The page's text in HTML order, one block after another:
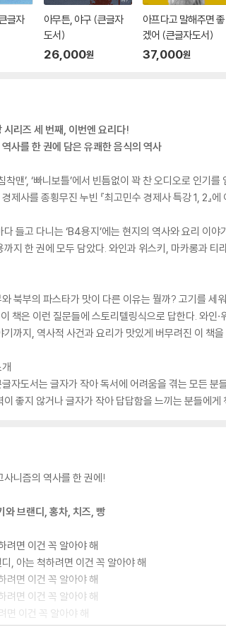
글자
아무튼, 야구 (큰글자
도서)
26,000원
아프다고 말해주면 좋
겠어 (큰글자도서)
37,000원
시리즈 세 번째, 이번엔 요리다!
사를 한 권에 담은 유쾌한 음식의 역사
착맨’, ‘빠니보틀’에서 빈틈없이 꽉 찬 오디오로 인기
제사를 종횡무진 누빈 『최고민수 경제사 특강 1, 2』
다 들고 다니는 ‘B4용지’에는 현지의 역사와 요리 이
까지 한 권에 모두 담았다. 와인과 위스키, 마카롱과
북부의 파스타가 맛이 다른 이유는 뭘까? 고기를
책은 이런 질문들에 스토리텔링식으로 답한다. 와인·
기까지, 역사적 사건과 요리가 맛있게 버무려진 이 책
자도서는 글자가 작아 독서에 어려움을 겪는 모든 분
이 좋지 않거나 글자가 작아 답답함을 느끼는 분들에
사니즘의 역사를 한 권에!
와 브랜디, 홍차, 치즈, 빵
려면 이건 꼭 알아야 해
, 아는 척하려면 이건 꼭 알아야 해
려면 이건 꼭 알아야 해
려면 이건 꼭 알아야 해
면 이건 꼭 알아야 해